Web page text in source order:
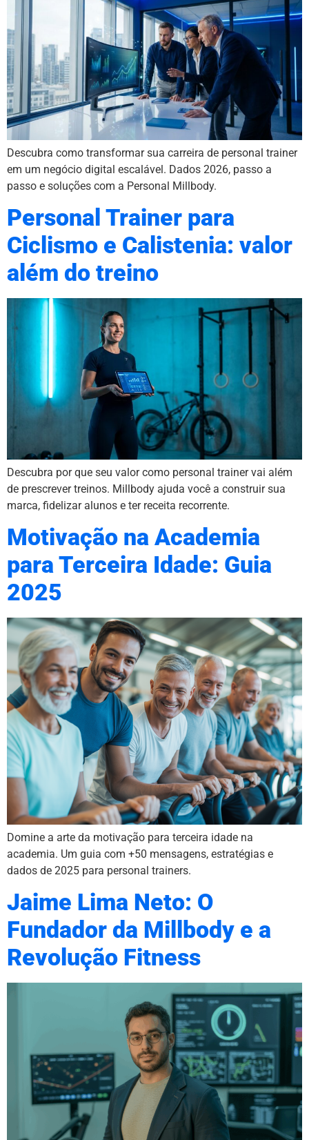
Descubra como transformar sua carreira de personal trainer
em um negócio digital escalável. Dados 2026, passo a
passo e soluções com a Personal Millbody.
Personal Trainer para
Ciclismo e Calistenia: valor
além do treino
Descubra por que seu valor como personal trainer vai além
de prescrever treinos. Millbody ajuda você a construir sua
marca, fidelizar alunos e ter receita recorrente.
Motivação na Academia
para Terceira Idade: Guia
2025
Domine a arte da motivação para terceira idade na
academia. Um guia com +50 mensagens, estratégias e
dados de 2025 para personal trainers.
Jaime Lima Neto: O
Fundador da Millbody e a
Revolução Fitness